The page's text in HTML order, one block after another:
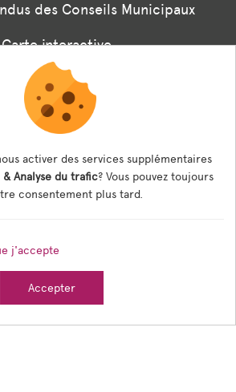
des Conseils Municipaux
Carte interactive
Associations
panneaux digitaux
menus de la cantine
règlementaires
activer des services supplémentaires
Analyse du trafic? Vous pouvez toujours
consentement plus tard.
j'accepte
Accepter